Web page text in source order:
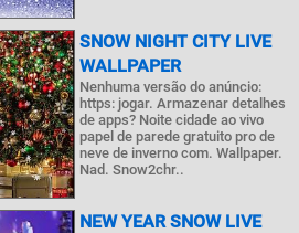
SNOW NIGHT CITY LIVE
WALLPAPER
Nenhuma versão do anúncio:
https: jogar. Armazenar detalhes
de apps? Noite cidade ao vivo
papel de parede gratuito pro de
neve de inverno com. Wallpaper.
Nad. Snow2chr..
NEW YEAR SNOW LIVE